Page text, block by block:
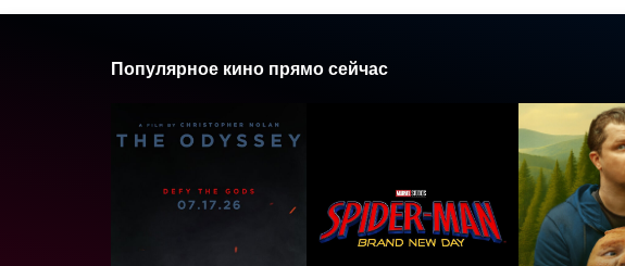
Популярное кино прямо сейчас